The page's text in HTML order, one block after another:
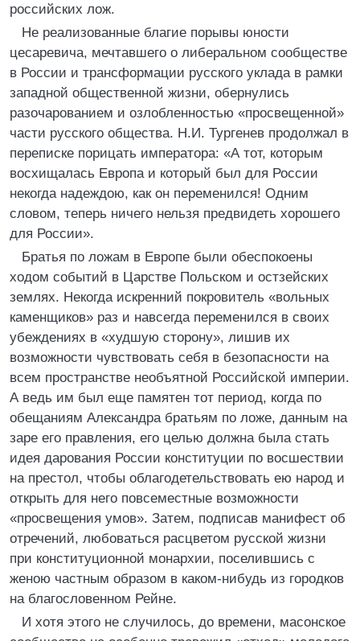
российских лож.
Не реализованные благие порывы юности
цесаревича, мечтавшего о либеральном сообществе
в России и трансформации русского уклада в рамки
западной общественной жизни, обернулись
разочарованием и озлобленностью «просвещенной»
части русского общества. Н.И. Тургенев продолжал в
переписке порицать императора: «А тот, которым
восхищалась Европа и который был для России
некогда надеждою, как он переменился! Одним
словом, теперь ничего нельзя предвидеть хорошего
для России».
Братья по ложам в Европе были обеспокоены
ходом событий в Царстве Польском и остзейских
землях. Некогда искренний покровитель «вольных
каменщиков» раз и навсегда переменился в своих
убеждениях в «худшую сторону», лишив их
возможности чувствовать себя в безопасности на
всем пространстве необъятной Российской империи.
А ведь им был еще памятен тот период, когда по
обещаниям Александра братьям по ложе, данным на
заре его правления, его целью должна была стать
идея дарования России конституции по восшествии
на престол, чтобы облагодетельствовать ею народ и
открыть для него повсеместные возможности
«просвещения умов». Затем, подписав манифест об
отречений, любоваться расцветом русской жизни
при конституционной монархии, поселившись с
женою частным образом в каком-нибудь из городков
на благословенном Рейне.
И хотя этого не случилось, до времени, масонское